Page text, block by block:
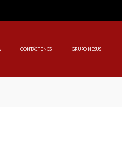
CONTÁCTENOS GRUPO NESUS